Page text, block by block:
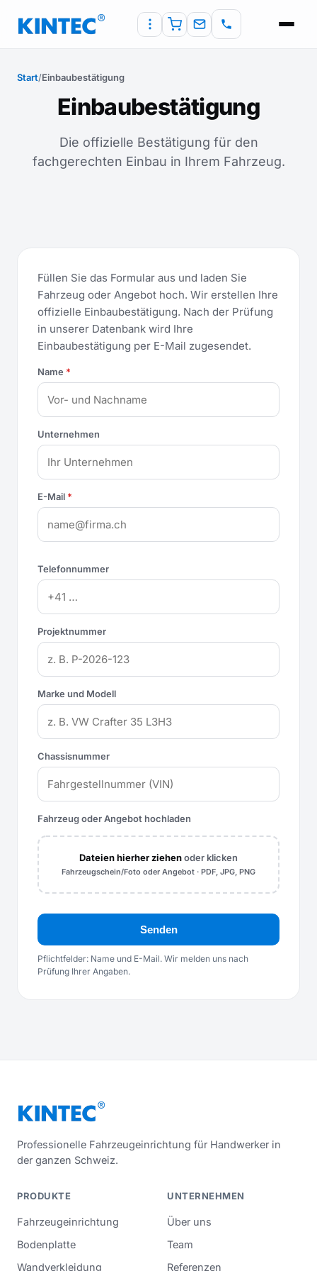
Start/Einbaubestätigung
Einbaubestätigung
Die offizielle Bestätigung für den
fachgerechten Einbau in Ihrem Fahrzeug.
Füllen Sie das Formular aus und laden Sie
Fahrzeug oder Angebot hoch. Wir erstellen Ihre
offizielle Einbaubestätigung. Nach der Prüfung
in unserer Datenbank wird Ihre
Einbaubestätigung per E-Mail zugesendet.
Name *
Unternehmen
E-Mail *
Telefonnummer
Projektnummer
Marke und Modell
Chassisnummer
Fahrzeug oder Angebot hochladen
Dateien hierher ziehenoder klicken
Fahrzeugschein/Foto oder Angebot · PDF, JPG, PNG
Senden
Pflichtfelder: Name und E-Mail. Wir melden uns nach
Prüfung Ihrer Angaben.
Professionelle Fahrzeugeinrichtung für Handwerker in
der ganzen Schweiz.
PRODUKTE
Fahrzeugeinrichtung
Bodenplatte
Wandverkleidung
UNTERNEHMEN
Über uns
Team
Referenzen